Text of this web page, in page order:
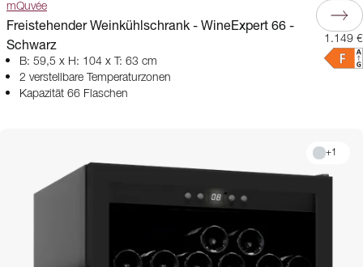
mQuvée
Freistehender Weinkühlschrank - WineExpert 66 -
Schwarz
B: 59,5 x H: 104 x T: 63 cm
2 verstellbare Temperaturzonen
Kapazität 66 Flaschen
1.149 €
+1